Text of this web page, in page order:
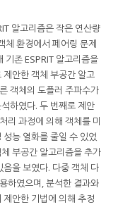
알고리즘은 작은 연산량
체 환경에서 페어링 문제
기존 ESPRIT 알고리즘을
안한 객체 부공간 알고
객체의 도플러 주파수가
하였다. 두 번째로 제안
리 과정에 의해 객체를 미
능 열화를 줄일 수 있었
부공간 알고리즘을 추가
을 보였다. 다중 객체 다
하였으며, 분석한 결과와
안한 기법에 의해 추정